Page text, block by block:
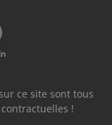
ce site sont tous
!